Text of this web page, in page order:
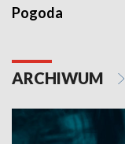
Pogoda
ARCHIWUM